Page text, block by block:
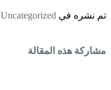
تم نشره في Uncategorized
مشاركة هذه المقالة